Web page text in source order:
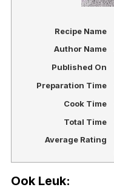
Recipe Name
Author Name
Published On
Preparation Time
Cook Time
Total Time
Average Rating
Ook Leuk: